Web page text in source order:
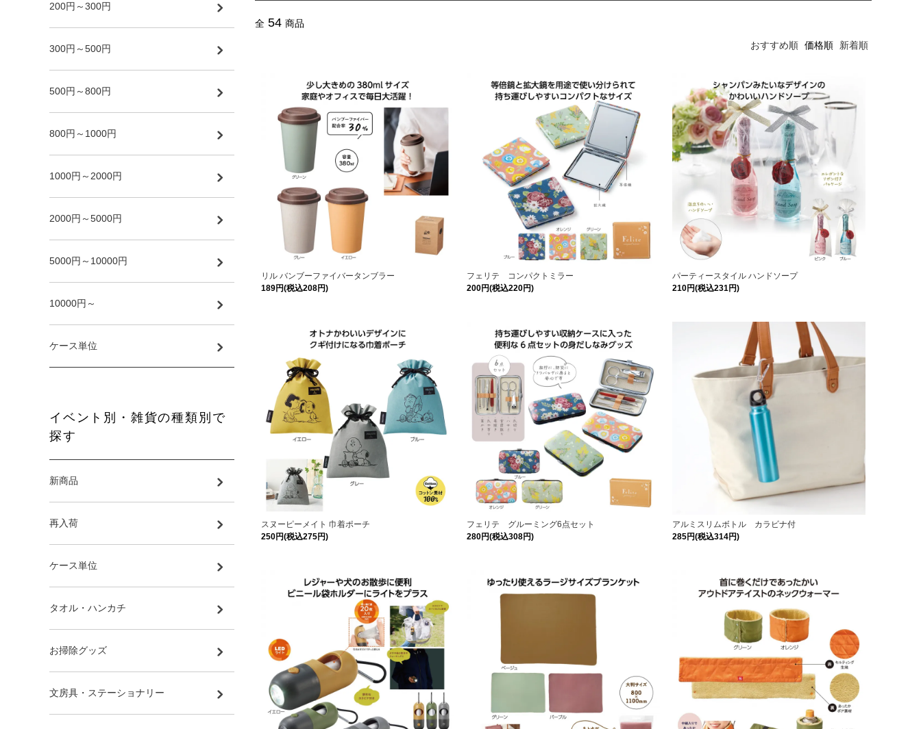
全 54 商品
おすすめ順 価格順 新着順
リル バンブーファイバータンブラー
189円(税込208円)
フェリテ コンパクトミラー
200円(税込220円)
パーティースタイル ハンドソープ
210円(税込231円)
スヌーピーメイト 巾着ポーチ
250円(税込275円)
フェリテ グルーミング6点セット
280円(税込308円)
アルミスリムボトル カラビナ付
285円(税込314円)
200円～300円
300円～500円
500円～800円
800円～1000円
1000円～2000円
2000円～5000円
5000円～10000円
10000円～
ケース単位
イベント別・雑貨の種類別で
探す
新商品
再入荷
ケース単位
タオル・ハンカチ
お掃除グッズ
文房具・ステーショナリー